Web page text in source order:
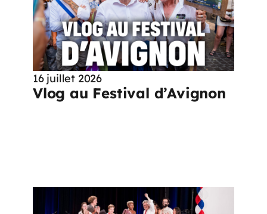
16 juillet 2026
Vlog au Festival d’Avignon